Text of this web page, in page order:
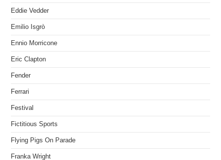
Eddie Vedder
Emilio Isgrò
Ennio Morricone
Eric Clapton
Fender
Ferrari
Festival
Fictitious Sports
Flying Pigs On Parade
Franka Wright